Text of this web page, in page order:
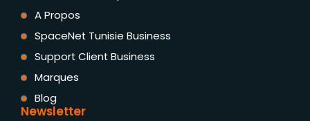
A Propos
SpaceNet Tunisie Business
Support Client Business
Marques
Blog
Newsletter